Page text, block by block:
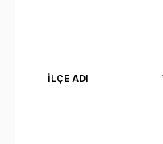
İLÇE ADI